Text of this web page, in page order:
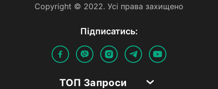
Copyright © 2022. Усi права захищено
Пiдписатись:
ТОП Запроси